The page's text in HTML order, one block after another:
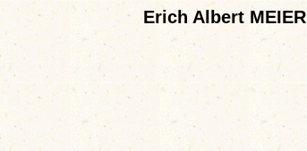
Erich Albert MEIER